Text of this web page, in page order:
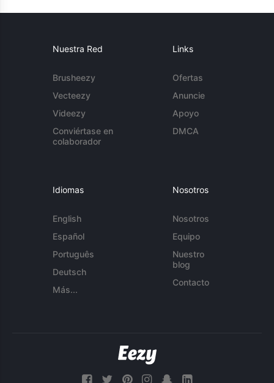
Nuestra Red
Brusheezy
Vecteezy
Videezy
Conviértase en
colaborador
Links
Ofertas
Anuncie
Apoyo
DMCA
Idiomas
English
Español
Português
Deutsch
Más...
Nosotros
Nosotros
Equipo
Nuestro
blog
Contacto